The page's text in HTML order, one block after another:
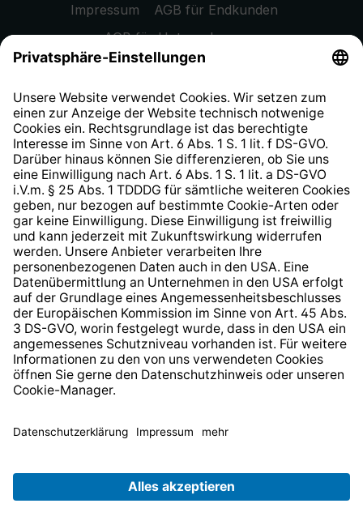
Impressum
AGB für Endkunden
AGB für Unternehmen
Datenschutzhinweis
Widerrufsrecht
Hinweisgeberschutzsystem
Barrierefreiheit
* Alle Preise inkl. gesetzl. Mehrwertsteuer zzgl.
anders angegeben.
© 2026 TechniSat Digital GmbH